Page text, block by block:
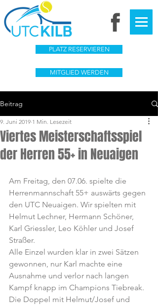
PLATZ RESERVIEREN
MITGLIED WERDEN
Beitrag
Viertes Meisterschaftsspiel
der Herren 55+ in Neuaigen
9. Juni 2019 1 Min. Lesezeit
Am Freitag, den 07.06. spielte die
Herrenmannschaft 55+ auswärts gegen
den UTC Neuaigen. Wir spielten mit
Helmut Lechner, Hermann Schöner,
Karl Griessler, Leo Köhler und Josef
Straßer.
Alle Einzel wurden klar in zwei Sätzen
gewonnen, nur Karl machte eine
Ausnahme und verlor nach langen
Kampf knapp im Champions Tiebreak.
Die Doppel mit Helmut/Josef und